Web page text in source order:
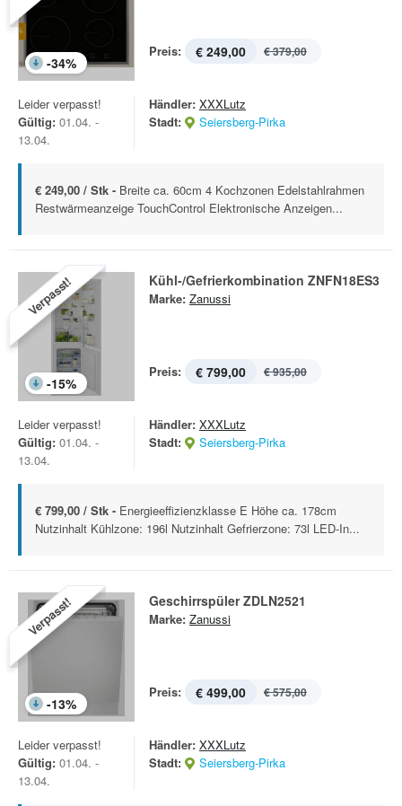
-34%
Preis: € 249,00 € 379,00
Leider verpasst!
Gültig: 01.04. -
13.04.
Händler: XXXLutz
Stadt:
Seiersberg-Pirka
€ 249,00 / Stk - Breite ca. 60cm 4 Kochzonen Edelstahlrahmen
Restwärmeanzeige TouchControl Elektronische Anzeigen...
Verpasst!
-15%
Kühl-/Gefrierkombination ZNFN18ES3
Marke: Zanussi
Preis: € 799,00 € 935,00
Leider verpasst!
Gültig: 01.04. -
13.04.
Händler: XXXLutz
Stadt:
Seiersberg-Pirka
€ 799,00 / Stk - Energieeffizienzklasse E Höhe ca. 178cm
Nutzinhalt Kühlzone: 196l Nutzinhalt Gefrierzone: 73l LED-In...
Verpasst!
-13%
Geschirrspüler ZDLN2521
Marke: Zanussi
Preis: € 499,00 € 575,00
Leider verpasst!
Gültig: 01.04. -
13.04.
Händler: XXXLutz
Stadt:
Seiersberg-Pirka